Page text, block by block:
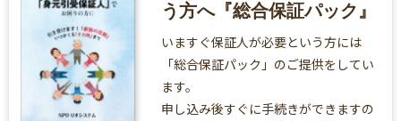
う方へ『総合保証パック』
いますぐ保証人が必要という方には
「総合保証パック」のご提供をしてい
ます。
申し込み後すぐに手続きができますの